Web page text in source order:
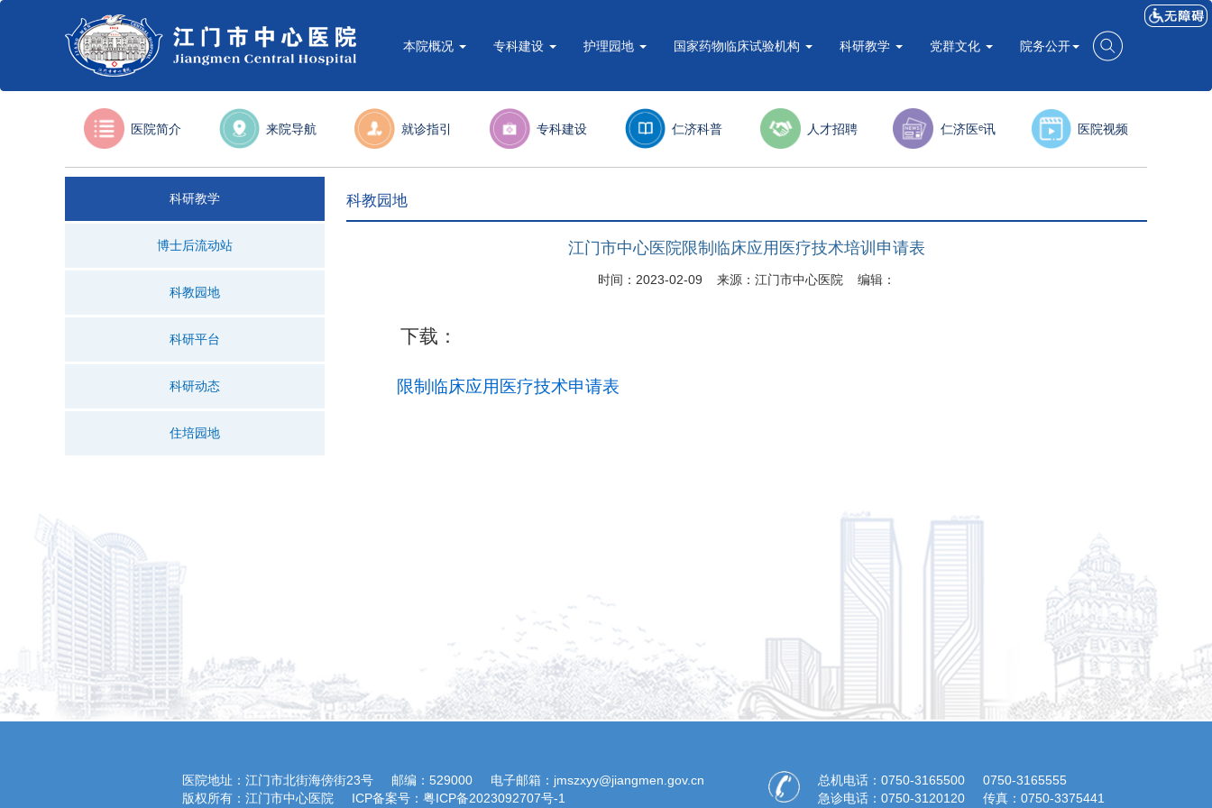
本院概况 专科建设 护理园地 国家药物临床试验机构 科研教学 党群文化 院务公开
医院简介 来院导航 就诊指引 专科建设 仁济科普 人才招聘 仁济医ᵉ讯 医院视频
科研教学
博士后流动站
科教园地
科研平台
科研动态
住培园地
科教园地
江门市中心医院限制临床应用医疗技术培训申请表
时间：2023-02-09 来源：江门市中心医院 编辑：
下载：
限制临床应用医疗技术申请表
医院地址：江门市北街海傍街23号 邮编：529000
电子邮箱：jmszxyy@jiangmen.gov.cn
版权所有：江门市中心医院
ICP备案号：粤ICP备2023092707号-1
总机电话：0750-3165500
0750-3165555
急诊电话：0750-3120120
传真：0750-3375441